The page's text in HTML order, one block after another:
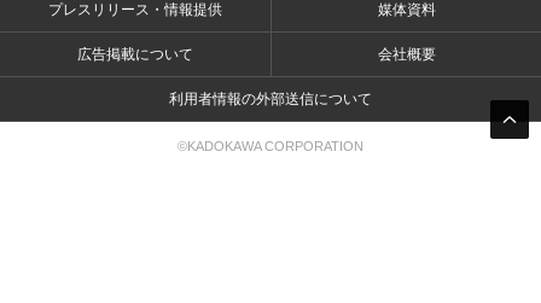
プレスリリース・情報提供 媒体資料
広告掲載について 会社概要
利用者情報の外部送信について
©KADOKAWA CORPORATION